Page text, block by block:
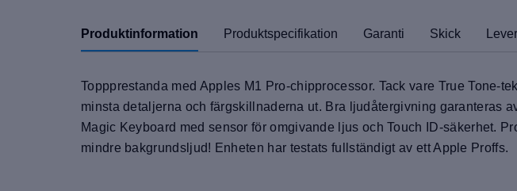
Produktinformation Produktspecifikation Garanti Skick
Toppprestanda med Apples M1 Pro-chipprocessor. Tack vare True
minsta detaljerna och färgskillnaderna ut. Bra ljudåtergivning garanteras
Magic Keyboard med sensor för omgivande ljus och Touch ID-säkerhet.
mindre bakgrundsljud! Enheten har testats fullständigt av ett Apple Proffs.